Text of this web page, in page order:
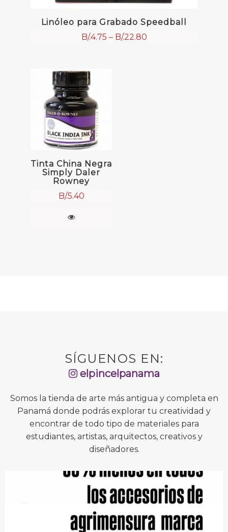
Linóleo para Grabado Speedball
B/.4.75 – B/.22.80
Tinta China Negra
Simply Daler
Rowney
B/.5.40
SÍGUENOS EN:
elpincelpanama
Somos la tienda de arte más antigua y completa en
Panamá donde podrás explorar tu creatividad y
encontrar de todo tipo de materiales para
estudiantes, artistas, arquitectos, creativos y
diseñadores.